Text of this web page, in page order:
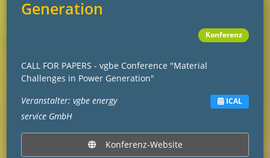
Generation
Konferenz
CALL FOR PAPERS - vgbe Conference "Material
Challenges in Power Generation"
Veranstalter: vgbe energy
service GmbH
ICAL
Konferenz-Website